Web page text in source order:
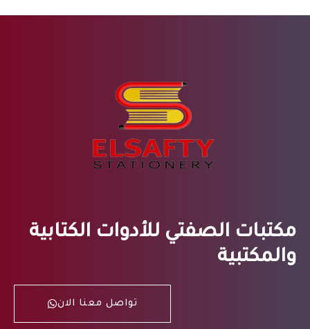
مكتبات الصفتي للأدوات الكتابية
والمكتبية
تواصل معنا الان